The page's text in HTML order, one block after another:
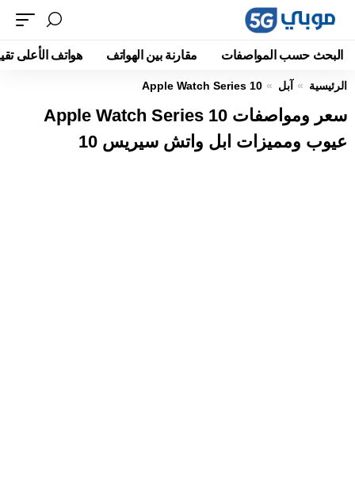
البحث حسب المواصفات مقارنة بين الهواتف هواتف الأعلى
الرئيسية آبل Apple Watch Series 10
سعر ومواصفات Apple Watch Series 10
عيوب ومميزات ابل واتش سيريس 10